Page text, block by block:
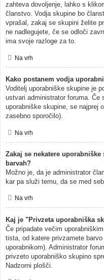
zahteva dovoljenje, lahko s
članstvo. Vodja skupine bo
vprašal, zakaj se skupini želite
ne nadlegujete, če se odloči
ima svoje razloge za to.
Na vrh
Kako postanem vodja
Voditelj uporabniške skupine je
ustvari administrator foruma.
uporabniške skupine, se najprej
zasebno sporočilo).
Na vrh
Zakaj se nekatere
barvah?
Možno je, da je administrator
kar pa služi temu, da se med
Na vrh
Kaj je "Privzeta uporabniška
Če pripadate večim
tista, od katere privzamete
uporabnikom). Administrator
privzeto uporabniško skupino
Nadzorni plošči.